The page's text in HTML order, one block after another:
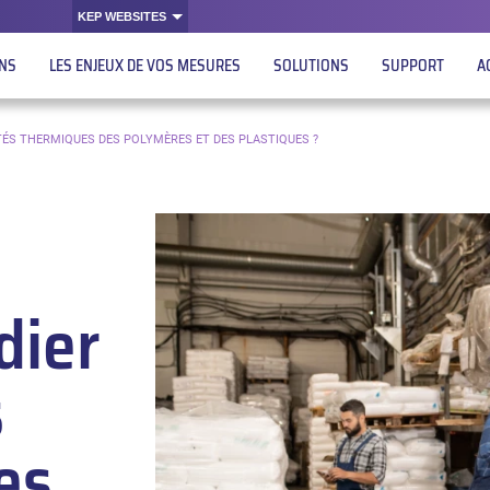
KEP WEBSITES
LES ENJEUX DE VOS MESURES SOLUTIONS SUPPORT
THERMIQUES DES POLYMÈRES ET DES PLASTIQUES ?